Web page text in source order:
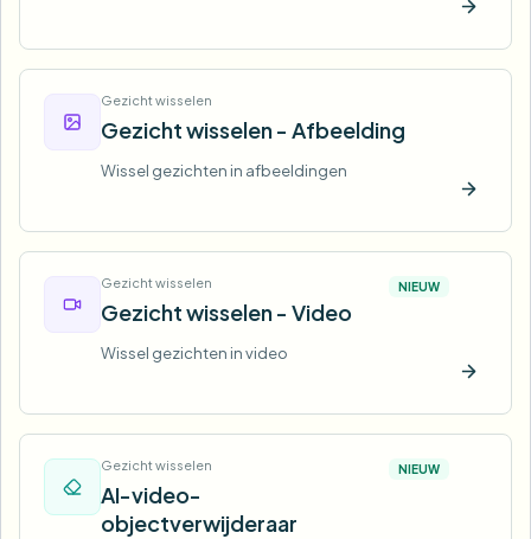
Nu
Gezicht wisselen
Gezicht wisselen - Afbeelding
Wissel gezichten in afbeeldingen
Nu
Gezicht wisselen
Gezicht wisselen - Video
NIEUW
Wissel gezichten in video
Nu
Gezicht wisselen
AI-video-
objectverwijderaar
NIEUW